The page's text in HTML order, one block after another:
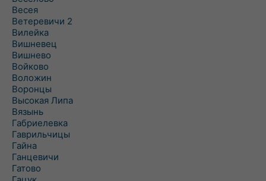
Весея
Ветеревичи 2
Вилейка
Вишневец
Вишнево
Войково
Воложин
Воронцы
Высокая Липа
Вязынь
Габриелевка
Гаврильчицы
Гайна
Ганцевичи
Гатово